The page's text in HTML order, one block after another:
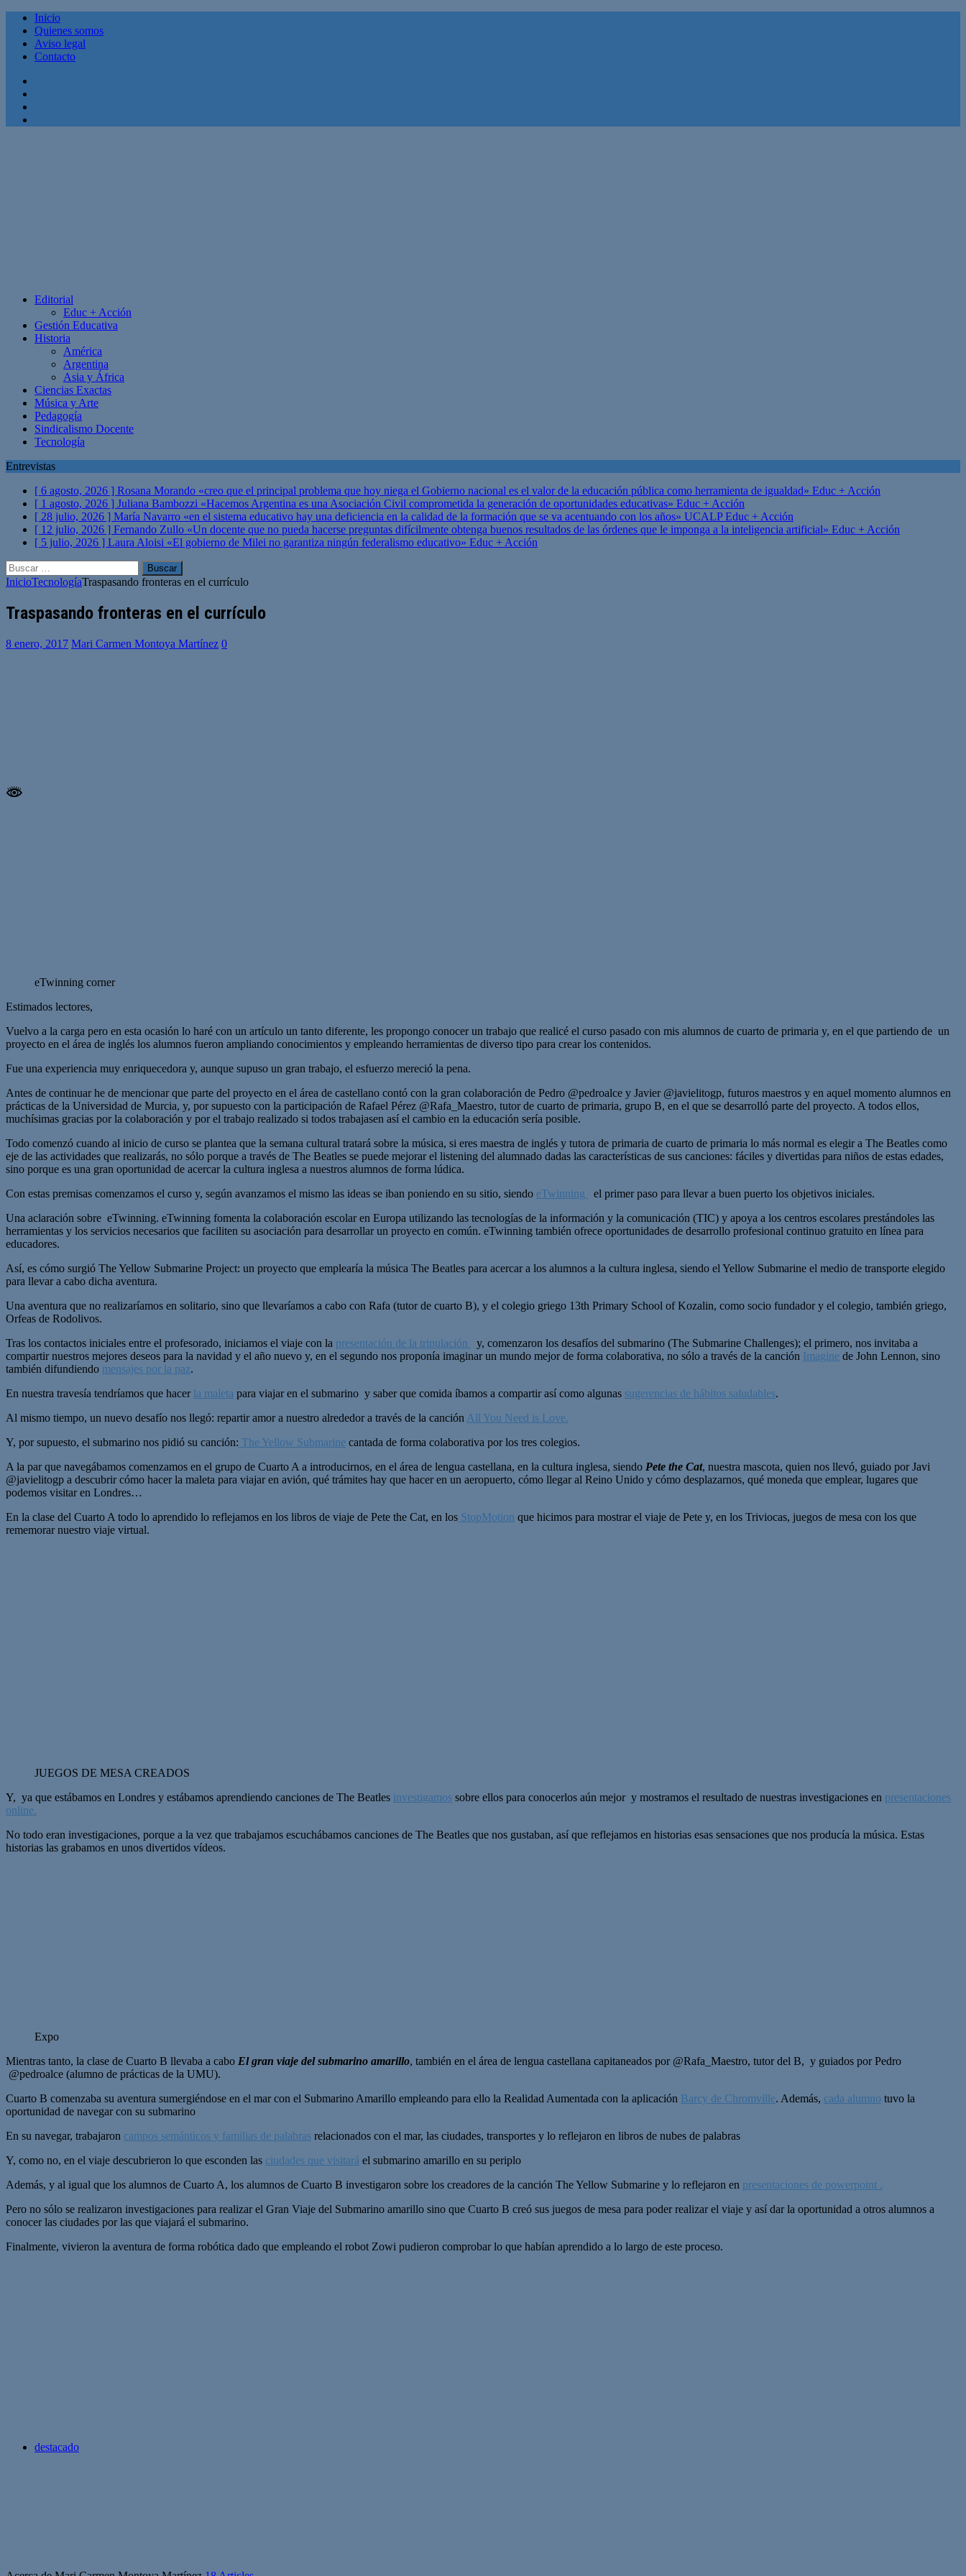
Inicio
Quienes somos
Aviso legal
Contacto
Editorial
Educ + Acción
Gestión Educativa
Historia
América
Argentina
Asia y África
Ciencias Exactas
Música y Arte
Pedagogía
Sindicalismo Docente
Tecnología
Entrevistas
[ 6 agosto, 2026 ] Rosana Morando «creo que el principal problema que hoy niega el Gobierno nacional es el valor de la educación pública como herramienta de igualdad» Educ + Acción
[ 1 agosto, 2026 ] Juliana Bambozzi «Hacemos Argentina es una Asociación Civil comprometida la generación de oportunidades educativas» Educ + Acción
[ 28 julio, 2026 ] María Navarro «en el sistema educativo hay una deficiencia en la calidad de la formación que se va acentuando con los años» UCALPEduc + Acción
[ 12 julio, 2026 ] Fernando Zullo «Un docente que no pueda hacerse preguntas difícilmente obtenga buenos resultados de las órdenes que le imponga a la inteligencia artificial» Educ + Acción
[ 5 julio, 2026 ] Laura Aloisi «El gobierno de Milei no garantiza ningún federalismo educativo» Educ + Acción
Buscar:
InicioTecnologíaTraspasando fronteras en el currículo
Traspasando fronteras en el currículo
8 enero, 2017 Mari Carmen Montoya Martínez 0
eTwinning corner
Estimados lectores,
Vuelvo a la carga pero en esta ocasión lo haré con un artículo un tanto diferente, les propongo conocer un trabajo que realicé el curso pasado con mis alumnos de cuarto de primaria y, en el que partiendo de un
proyecto en el área de inglés los alumnos fueron ampliando conocimientos y empleando herramientas de diverso tipo para crear los contenidos.
Fue una experiencia muy enriquecedora y, aunque supuso un gran trabajo, el esfuerzo mereció la pena.
Antes de continuar he de mencionar que parte del proyecto en el área de castellano contó con la gran colaboración de Pedro @pedroalce y Javier @javielitogp, futuros maestros y en aquel momento alumnos en
prácticas de la Universidad de Murcia, y, por supuesto con la participación de Rafael Pérez @Rafa_Maestro, tutor de cuarto de primaria, grupo B, en el que se desarrolló parte del proyecto. A todos ellos,
muchísimas gracias por la colaboración y por el trabajo realizado si todos trabajasen así el cambio en la educación sería posible.
Todo comenzó cuando al inicio de curso se plantea que la semana cultural tratará sobre la música, si eres maestra de inglés y tutora de primaria de cuarto de primaria lo más normal es elegir a The Beatles como
eje de las actividades que realizarás, no sólo porque a través de The Beatles se puede mejorar el listening del alumnado dadas las características de sus canciones: fáciles y divertidas para niños de estas edades,
sino porque es una gran oportunidad de acercar la cultura inglesa a nuestros alumnos de forma lúdica.
Con estas premisas comenzamos el curso y, según avanzamos el mismo las ideas se iban poniendo en su sitio, siendo eTwinning
el primer paso para llevar a buen puerto los objetivos iniciales.
Una aclaración sobre eTwinning. eTwinning fomenta la colaboración escolar en Europa utilizando las tecnologías de la información y la comunicación (TIC) y apoya a los centros escolares prestándoles las
herramientas y los servicios necesarios que faciliten su asociación para desarrollar un proyecto en común. eTwinning también ofrece oportunidades de desarrollo profesional continuo gratuito en línea para
educadores.
Así, es cómo surgió The Yellow Submarine Project: un proyecto que emplearía la música The Beatles para acercar a los alumnos a la cultura inglesa, siendo el Yellow Submarine el medio de transporte elegido
para llevar a cabo dicha aventura.
Una aventura que no realizaríamos en solitario, sino que llevaríamos a cabo con Rafa (tutor de cuarto B), y el colegio griego 13th Primary School of Kozalin, como socio fundador y el colegio, también griego,
Orfeas de Rodolivos.
Tras los contactos iniciales entre el profesorado, iniciamos el viaje con la presentación de la tripulación
y, comenzaron los desafíos del submarino (The Submarine Challenges); el primero, nos invitaba a
compartir nuestros mejores deseos para la navidad y el año nuevo y, en el segundo nos proponía imaginar un mundo mejor de forma colaborativa, no sólo a través de la canción Imagine de John Lennon, sino
también difundiendo mensajes por la paz.
En nuestra travesía tendríamos que hacer la maleta para viajar en el submarino y saber que comida íbamos a compartir así como algunas sugerencias de hábitos saludables.
Al mismo tiempo, un nuevo desafío nos llegó: repartir amor a nuestro alrededor a través de la canción All You Need is Love.
Y, por supuesto, el submarino nos pidió su canción: The Yellow Submarine cantada de forma colaborativa por los tres colegios.
A la par que navegábamos comenzamos en el grupo de Cuarto A a introducirnos, en el área de lengua castellana, en la cultura inglesa, siendo Pete the Cat, nuestra mascota, quien nos llevó, guiado por Javi
@javielitogp a descubrir cómo hacer la maleta para viajar en avión, qué trámites hay que hacer en un aeropuerto, cómo llegar al Reino Unido y cómo desplazarnos, qué moneda que emplear, lugares que
podemos visitar en Londres…
En la clase del Cuarto A todo lo aprendido lo reflejamos en los libros de viaje de Pete the Cat, en los StopMotion que hicimos para mostrar el viaje de Pete y, en los Triviocas, juegos de mesa con los que
rememorar nuestro viaje virtual.
JUEGOS DE MESA CREADOS
Y, ya que estábamos en Londres y estábamos aprendiendo canciones de The Beatles investigamos sobre ellos para conocerlos aún mejor y mostramos el resultado de nuestras investigaciones en presentaciones
online.
No todo eran investigaciones, porque a la vez que trabajamos escuchábamos canciones de The Beatles que nos gustaban, así que reflejamos en historias esas sensaciones que nos producía la música. Estas
historias las grabamos en unos divertidos vídeos.
Expo
Mientras tanto, la clase de Cuarto B llevaba a cabo El gran viaje del submarino amarillo, también en el área de lengua castellana capitaneados por @Rafa_Maestro, tutor del B, y guiados por Pedro
@pedroalce (alumno de prácticas de la UMU).
Cuarto B comenzaba su aventura sumergiéndose en el mar con el Submarino Amarillo empleando para ello la Realidad Aumentada con la aplicación Barcy de Chromville. Además, cada alumno tuvo la
oportunidad de navegar con su submarino
En su navegar, trabajaron campos semánticos y familias de palabras relacionados con el mar, las ciudades, transportes y lo reflejaron en libros de nubes de palabras
Y, como no, en el viaje descubrieron lo que esconden las ciudades que visitará el submarino amarillo en su periplo
Además, y al igual que los alumnos de Cuarto A, los alumnos de Cuarto B investigaron sobre los creadores de la canción The Yellow Submarine y lo reflejaron en presentaciones de powerpoint .
Pero no sólo se realizaron investigaciones para realizar el Gran Viaje del Submarino amarillo sino que Cuarto B creó sus juegos de mesa para poder realizar el viaje y así dar la oportunidad a otros alumnos a
conocer las ciudades por las que viajará el submarino.
Finalmente, vivieron la aventura de forma robótica dado que empleando el robot Zowi pudieron comprobar lo que habían aprendido a lo largo de este proceso.
destacado